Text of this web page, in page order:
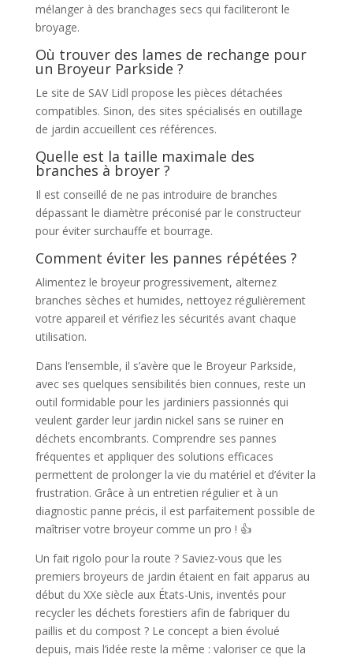
mélanger à des branchages secs qui faciliteront le
broyage.
Où trouver des lames de rechange pour
un Broyeur Parkside ?
Le site de SAV Lidl propose les pièces détachées
compatibles. Sinon, des sites spécialisés en outillage
de jardin accueillent ces références.
Quelle est la taille maximale des
branches à broyer ?
Il est conseillé de ne pas introduire de branches
dépassant le diamètre préconisé par le constructeur
pour éviter surchauffe et bourrage.
Comment éviter les pannes répétées ?
Alimentez le broyeur progressivement, alternez
branches sèches et humides, nettoyez régulièrement
votre appareil et vérifiez les sécurités avant chaque
utilisation.
Dans l’ensemble, il s’avère que le Broyeur Parkside,
avec ses quelques sensibilités bien connues, reste un
outil formidable pour les jardiniers passionnés qui
veulent garder leur jardin nickel sans se ruiner en
déchets encombrants. Comprendre ses pannes
fréquentes et appliquer des solutions efficaces
permettent de prolonger la vie du matériel et d’éviter la
frustration. Grâce à un entretien régulier et à un
diagnostic panne précis, il est parfaitement possible de
maîtriser votre broyeur comme un pro ! 👍
Un fait rigolo pour la route ? Saviez-vous que les
premiers broyeurs de jardin étaient en fait apparus au
début du XXe siècle aux États-Unis, inventés pour
recycler les déchets forestiers afin de fabriquer du
paillis et du compost ? Le concept a bien évolué
depuis, mais l’idée reste la même : valoriser ce que la